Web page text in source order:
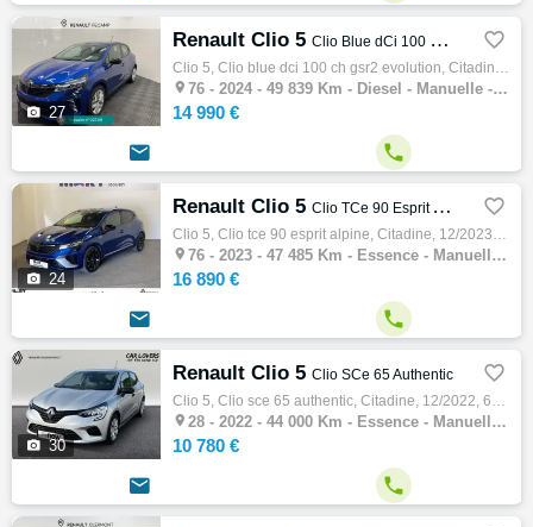
 27
Renault Clio 5 Clio Blue dCi 100 ch GSR2 Evolution 
Clio 5, Clio blue dci 100 ch gsr2 evolution, Citadine, 11/2024, 100ch, 5cv, 49839 km, 5 portes, 5 places, Diesel, Boite de vitesse manuelle…
 76 - 2024 - 49 839 Km - Diesel - Manuelle - Citadine
14 990 €
 
 24
Renault Clio 5 Clio TCe 90 Esprit Alpine 
Clio 5, Clio tce 90 esprit alpine, Citadine, 12/2023, 91ch, 5cv, 47485 km, 5 portes, 5 places, Clim. auto, Essence, Boite de vitesse manuel…
 76 - 2023 - 47 485 Km - Essence - Manuelle - Citadine
16 890 €
 
 30
Renault Clio 5 Clio SCe 65 Authentic 
Clio 5, Clio sce 65 authentic, Citadine, 12/2022, 66ch, 4cv, 44000 km, 5 portes, 5 places, Essence, Boite de vitesse manuelle, Couleur gris…
 28 - 2022 - 44 000 Km - Essence - Manuelle - Citadine
10 780 €
 